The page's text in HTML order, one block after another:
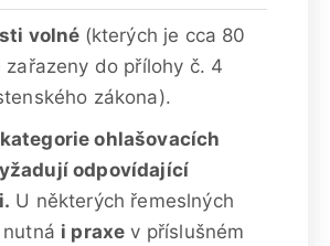
volné (kterých je cca 80
zařazeny do přílohy č. 4
zákona).
ohlašovacích
odpovídající
U některých řemeslných
i praxe v příslušném